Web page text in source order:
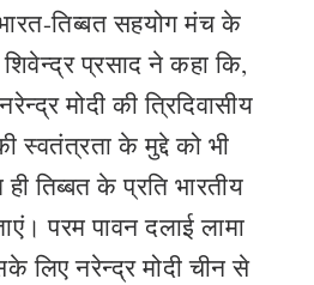
तिब्बत सहयोग मंच के
शिवेन्द्र प्रसाद ने कहा कि,
मोदी की त्रिदिवासीय
स्वतंत्रता के मुद्दे को भी
तिब्बत के प्रति भारतीय
परम पावन दलाई लामा
नरेन्द्र मोदी चीन से